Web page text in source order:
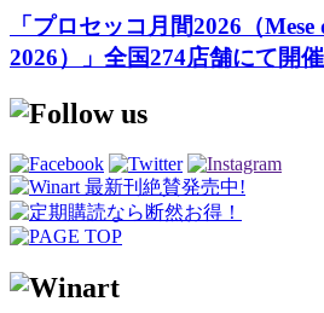
「プロセッコ月間2026（Mese
2026）」全国274店舗にて開